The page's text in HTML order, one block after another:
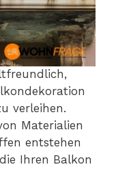
verleihen.
Materialien
entstehen
Ihren Balkon